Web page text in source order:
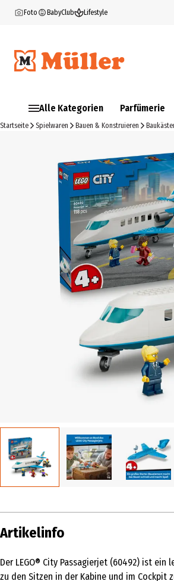
Foto BabyClub Lifestyle
Alle Kategorien Parfümerie
Startseite Spielwaren Bauen & Konstruieren
Artikelinfo
Der LEGO® City Passagierjet (60492) ist
zu den Sitzen in der Kabine und im Cockpit